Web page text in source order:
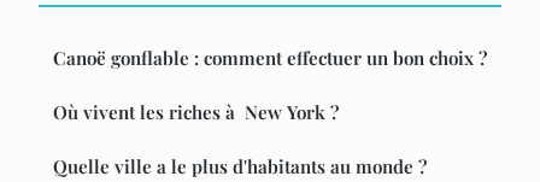
Canoë gonflable : comment effectuer un bon choix ?
Où vivent les riches à New York ?
Quelle ville a le plus d'habitants au monde ?